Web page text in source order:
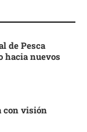
de Pesca
hacia nuevos
con visión